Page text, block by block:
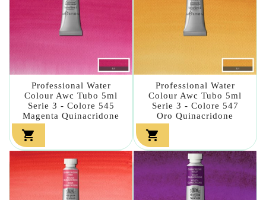
Professional Water
Colour Awc Tubo 5ml
Serie 3 - Colore 545
Magenta Quinacridone

Professional Water
Colour Awc Tubo 5ml
Serie 3 - Colore 547
Oro Quinacridone
